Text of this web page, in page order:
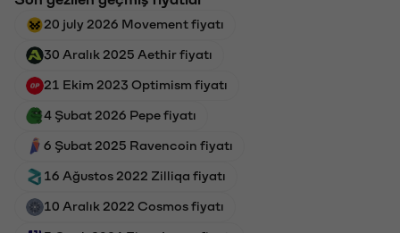
20 july 2026 Movement fiyatı
30 Aralık 2025 Aethir fiyatı
21 Ekim 2023 Optimism fiyatı
4 Şubat 2026 Pepe fiyatı
6 Şubat 2025 Ravencoin fiyatı
16 Ağustos 2022 Zilliqa fiyatı
10 Aralık 2022 Cosmos fiyatı